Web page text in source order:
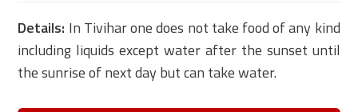
Details: In Tivihar one does not take food of any kind
including liquids except water after the sunset until
the sunrise of next day but can take water.